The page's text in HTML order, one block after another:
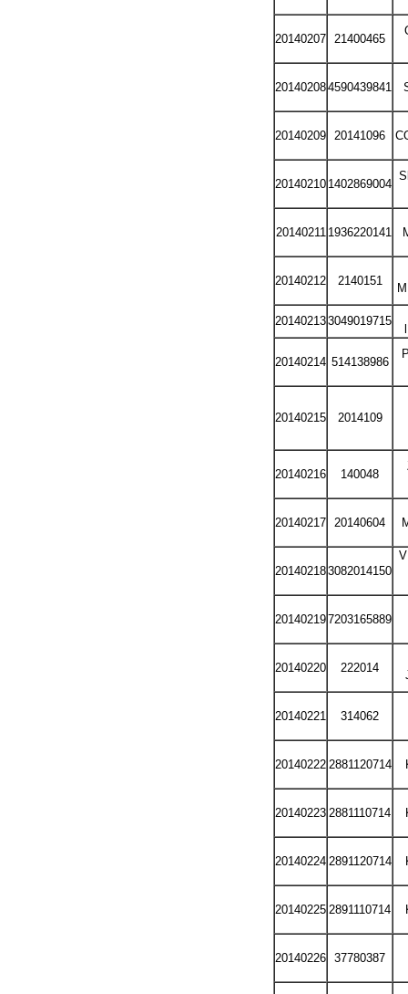
20140207 21400465
201402084590439841
20140209 20141096
20140210 1402869004
20140211 1936220141
20140212 2140151
201402133049019715
20140214 514138986
20140215 2014109
20140216 140048
20140217 20140604
201402183082014150
201402197203165889
20140220 222014
20140221 314062
20140222 2881120714
20140223 2881110714
20140224 2891120714
20140225 2891110714
20140226 37780387